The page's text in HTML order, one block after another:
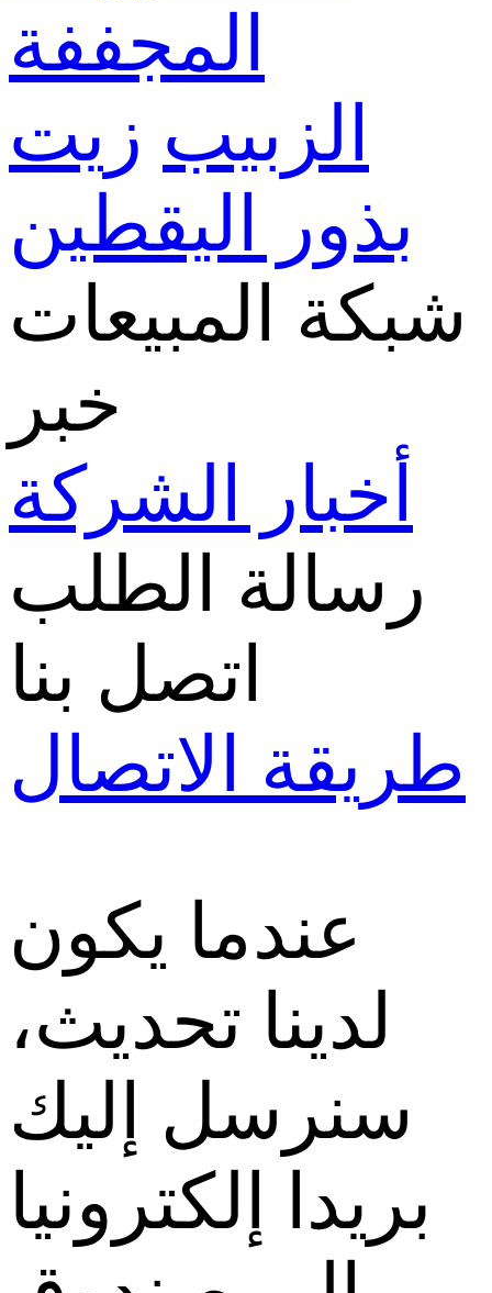
المجففة
الزبيب زيت
بذور اليقطين
شبكة المبيعات
خبر
أخبار الشركة
رسالة الطلب
اتصل بنا
طريقة الاتصال
عندما يكون
لدينا تحديث،
سنرسل إليك
بريدا إلكترونيا